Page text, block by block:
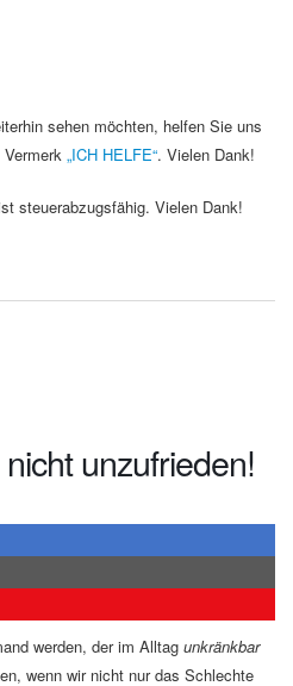
sehen möchten, helfen Sie uns
„ICH HELFE“. Vielen Dank!
steuerabzugsfähig. Vielen Dank!
unzufrieden!
werden, der im Alltag unkränkbar
wenn wir nicht nur das Schlechte